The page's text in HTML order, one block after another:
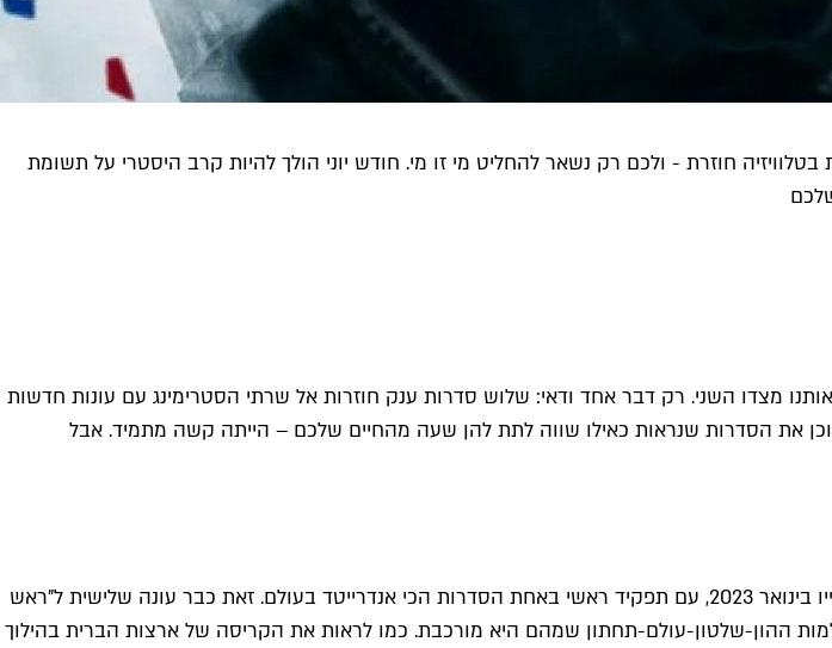
חוזרת - ולכם רק נשאר להחליט מי זו מי. חודש יוני הולך להיות קרב היסטרי על תשומת
אותנו מצדו השני. רק דבר אחד ודאי: שלוש סדרות ענק חוזרות אל שרתי הסטרימינג עם עונות חדשות
את הסדרות שנראות כאילו שווה לתת להן שעה מהחיים שלכם – הייתה קשה מתמיד. אבל
ג'רמי רנר האוונג'ר ממשיך את מסע ההתאוששות המופלא שלו מהתאונה שכמעט קיפחה את חייו בינואר 2023, עם תפקיד ראשי באחת הסדרות הכי אנדרייטד בעולם. זאת כבר עונה שלישית ל"ראש
ההון-שלטון-עולם-תחתון שמהם היא מורכבת. כמו לראות את הקריסה של ארצות הברית בהילוך